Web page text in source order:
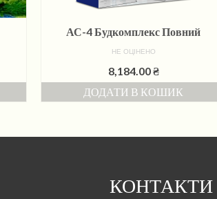
АС-4 Будкомплекс Повний
НЕ ОЦІНЕНО
8,184.00₴
ДОДАТИ В КОШИК
КОНТАКТИ